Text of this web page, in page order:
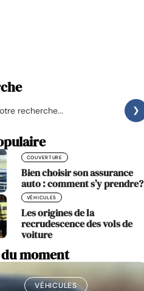
COUVERTURE
Bien choisir son assurance
auto : comment s’y prendre?
VÉHICULES
Les origines de la
recrudescence des vols de
voiture
moment
VÉHICULES